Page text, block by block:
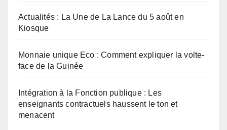
Actualités : La Une de La Lance du 5 août en
Kiosque
Monnaie unique Eco : Comment expliquer la volte-
face de la Guinée
Intégration à la Fonction publique : Les
enseignants contractuels haussent le ton et
menacent